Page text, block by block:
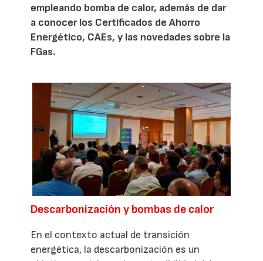
empleando bomba de calor, además de dar
a conocer los Certificados de Ahorro
Energético, CAEs, y las novedades sobre la
FGas.
Descarbonización y bombas de calor
En el contexto actual de transición
energética, la descarbonización es un